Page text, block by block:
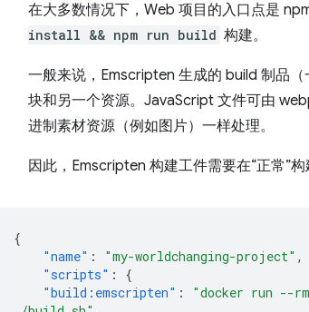
在大多数情况下，Web 项目的入口点是
install && npm run build 构建。
一般来说，Emscripten 生成的 build 制品（
块和另一个资源。JavaScript 文件可由
进制素材资源（例如图片）一样处理。
因此，Emscripten 构建工件需要在“正常”
{
"name" : "my-worldchanging-project" ,
"scripts" :
{
"build:emscripten" :
"docker run --